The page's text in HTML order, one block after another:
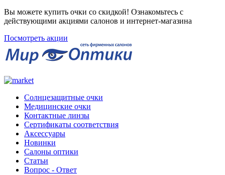
Вы можете купить очки со скидкой! Ознакомьтесь с
действующими акциями салонов и интернет-магазина
Посмотреть акции
Солнцезащитные очки
Медицинские очки
Контактные линзы
Сертификаты соответствия
Аксессуары
Новинки
Салоны оптики
Статьи
Вопрос - Ответ